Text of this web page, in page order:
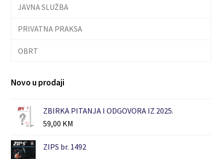
JAVNA SLUŽBA
PRIVATNA PRAKSA
OBRT
Novo u prodaji
ZBIRKA PITANJA I ODGOVORA IZ 2025.
59,00 KM
ZIPS br. 1492